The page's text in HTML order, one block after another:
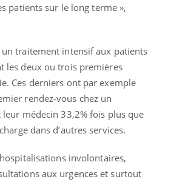
patients sur le long terme »,
un traitement intensif aux patients
les deux ou trois premières
Ces derniers ont par exemple
rendez-vous chez un
médecin 33,2% fois plus que
dans d’autres services.
involontaires,
aux urgences et surtout